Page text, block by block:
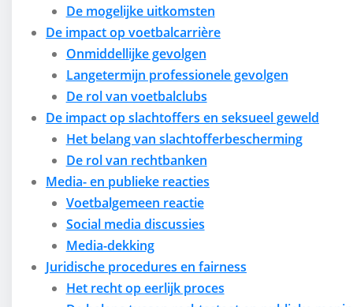
De mogelijke uitkomsten
De impact op voetbalcarrière
Onmiddellijke gevolgen
Langetermijn professionele gevolgen
De rol van voetbalclubs
De impact op slachtoffers en seksueel geweld
Het belang van slachtofferbescherming
De rol van rechtbanken
Media- en publieke reacties
Voetbalgemeen reactie
Social media discussies
Media-dekking
Juridische procedures en fairness
Het recht op eerlijk proces